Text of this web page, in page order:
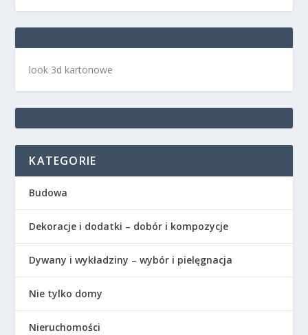
look 3d kartonowe
KATEGORIE
Budowa
Dekoracje i dodatki – dobór i kompozycje
Dywany i wykładziny – wybór i pielęgnacja
Nie tylko domy
Nieruchomości